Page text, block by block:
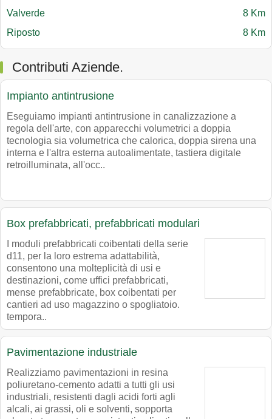
Valverde
8 Km
Riposto
8 Km
Contributi Aziende.
Impianto antintrusione
Eseguiamo impianti antintrusione in canalizzazione a
regola dell'arte, con apparecchi volumetrici a doppia
tecnologia sia volumetrica che calorica, doppia sirena una
interna e l'altra esterna autoalimentate, tastiera digitale
retroilluminata, all'occ..
Box prefabbricati, prefabbricati modulari
I moduli prefabbricati coibentati della serie
d11, per la loro estrema adattabilità,
consentono una molteplicità di usi e
destinazioni, come uffici prefabbricati,
mense prefabbricate, box coibentati per
cantieri ad uso magazzino o spogliatoio.
tempora..
Pavimentazione industriale
Realizziamo pavimentazioni in resina
poliuretano-cemento adatti a tutti gli usi
industriali, resistenti dagli acidi forti agli
alcali, ai grassi, oli e solventi, sopporta